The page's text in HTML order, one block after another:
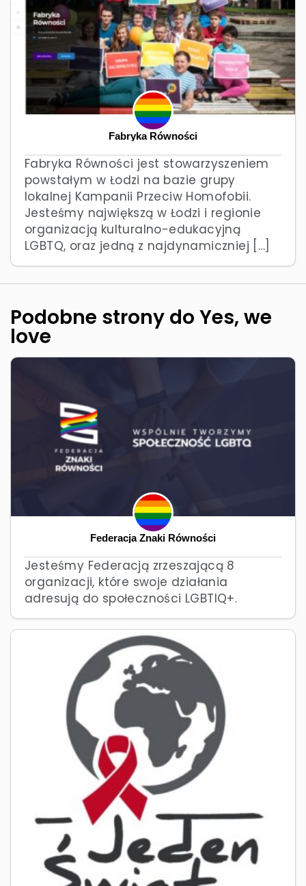
Fabryka Równości
Fabryka Równości jest stowarzyszeniem
powstałym w Łodzi na bazie grupy
lokalnej Kampanii Przeciw Homofobii.
Jesteśmy największą w Łodzi i regionie
organizacją kulturalno-edukacyjną
LGBTQ, oraz jedną z najdynamiczniej […]
Podobne strony do Yes, we
love
Federacja Znaki Równości
Jesteśmy Federacją zrzeszającą 8
organizacji, które swoje działania
adresują do społeczności LGBTIQ+.